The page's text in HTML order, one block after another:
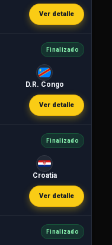
Ver detalle
Finalizado
D.R. Congo
Ver detalle
Finalizado
Croatia
Ver detalle
Finalizado